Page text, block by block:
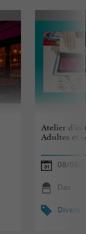
Atelier
Adultes et
08/08/
Dax
Divers